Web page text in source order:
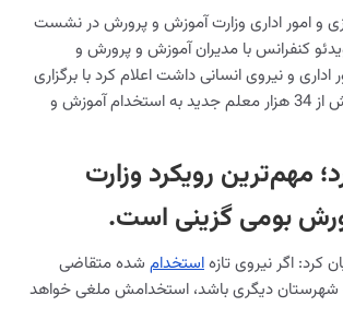
و امور اداری وزارت آموزش و پرورش در نشست
کنفرانس با مدیران آموزش و پرورش و
اداری و نیروی انسانی داشت اعلام کرد با برگزاری
آزمون استخدامی بیش از 34 هزار معلم جدید به استخدام آموزش و
مهم‌ترین رویکرد وزارت
بومی گزینی است.
کرد: اگر نیروی تازهاستخدام شده متقاضی
شهرستان دیگری باشد، استخدامش ملغی خواهد